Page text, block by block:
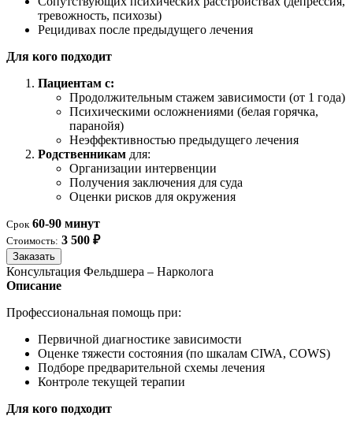
тревожность, психозы)
Рецидивах после предыдущего лечения
Для кого подходит
Пациентам с:
Продолжительным стажем зависимости (от 1 года)
Психическими осложнениями (белая горячка,
паранойя)
Неэффективностью предыдущего лечения
Родственникам для:
Организации интервенции
Получения заключения для суда
Оценки рисков для окружения
Срок 60-90 минут
Стоимость: 3 500 ₽
Заказать
Консультация Фельдшера – Нарколога
Описание
Профессиональная помощь при:
Первичной диагностике зависимости
Оценке тяжести состояния (по шкалам CIWA, COWS)
Подборе предварительной схемы лечения
Контроле текущей терапии
Для кого подходит